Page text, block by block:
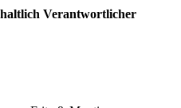
Verantwortlicher